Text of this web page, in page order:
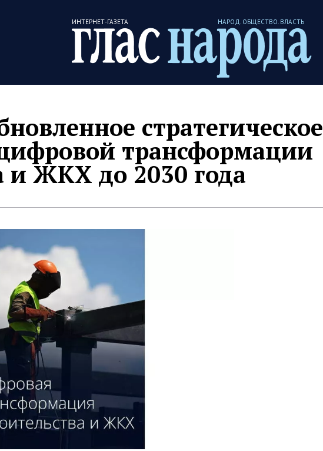
ИНТЕРНЕТ-ГАЗЕТА НАРОД. ОБЩЕСТВО. ВЛАСТЬ
стратегическое
трансформации
и ЖКХ до 2030 года